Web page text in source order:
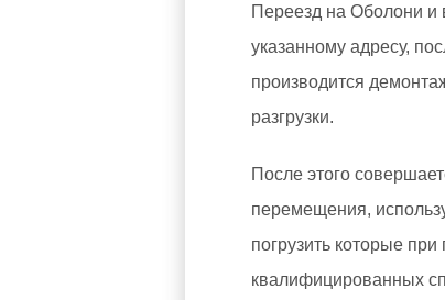
Переезд на Оболони и
указанному адресу,
производится
разгрузки.
После этого
перемещения,
погрузить которые
квалифицированных